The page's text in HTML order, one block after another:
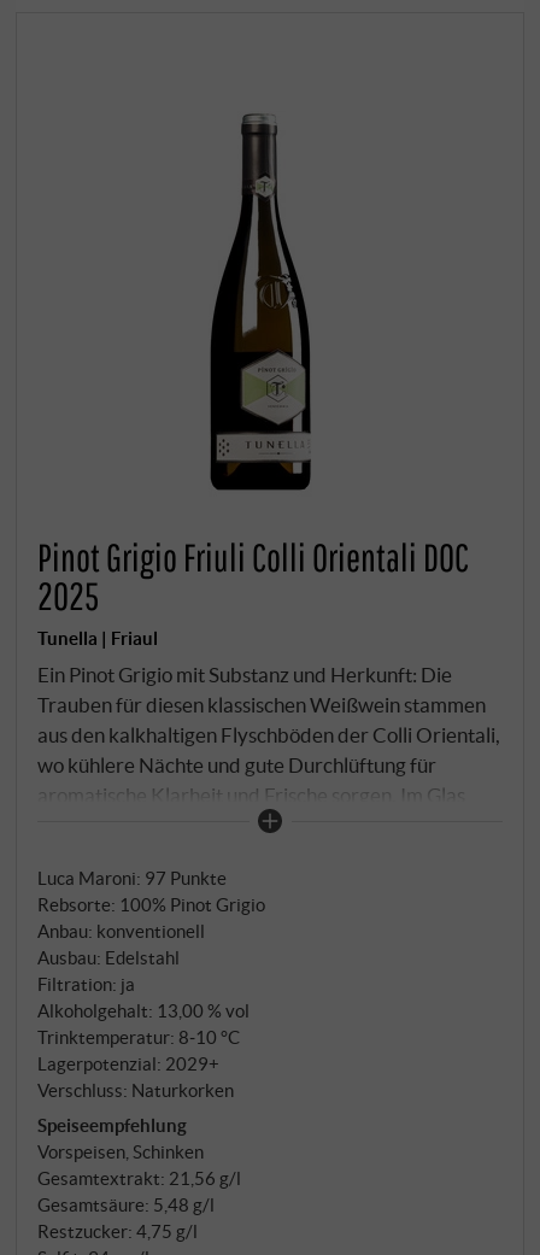
Pinot Grigio Friuli Colli Orientali DOC
2025
Tunella | Friaul
Ein Pinot Grigio mit Substanz und Herkunft: Die
Trauben für diesen klassischen Weißwein stammen
aus den kalkhaltigen Flyschböden der Colli Orientali,
wo kühlere Nächte und gute Durchlüftung für
aromatische Klarheit und Frische sorgen. Im Glas
blass strohgelb mit grünlichem Reflex. Der Duft ist
Blüten und ein Hauch Zitronenschale. Am Gaumen
trocken, lebendig und geradlinig, mit feiner Frucht,
subtiler Mineralität und ausgewogener
Säurestruktur. Ein eleganter Vertreter seiner
Rebsorte, der nicht auf vordergründige Frucht,
sondern auf Balance und Trinkfluss setzt.
SUPERIORE.DE
Luca Maroni: 97 Punkte
Rebsorte: 100% Pinot Grigio
Anbau: konventionell
Ausbau: Edelstahl
Filtration: ja
Alkoholgehalt: 13,00 % vol
Trinktemperatur: 8‑10 °C
Lagerpotenzial: 2029+
Verschluss: Naturkorken
Speiseempfehlung
Vorspeisen, Schinken
Gesamtextrakt: 21,56 g/l
Gesamtsäure: 5,48 g/l
Restzucker: 4,75 g/l